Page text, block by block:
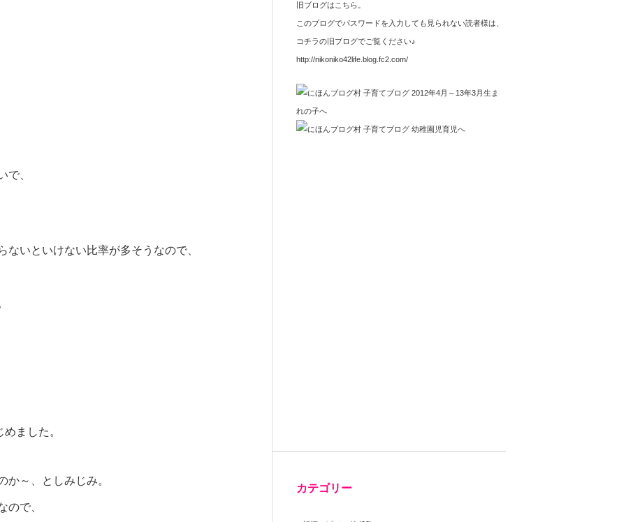
で、
いといけない比率が多そうなので、
ました。
か～、としみじみ。
ので、
旧ブログはこちら。
このブログでパスワードを入力しても見られない読者様は、
コチラの旧ブログでご覧ください♪
http://nikoniko42life.blog.fc2.com/
カテゴリー